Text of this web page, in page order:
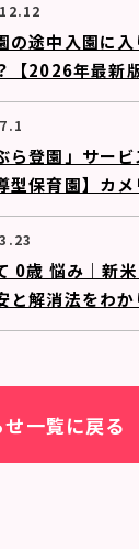
の途中入園に
【2026年最新版
ら登園」サー
型保育園】カ
0歳 悩み｜新
と解消法をわ
せ一覧に戻る